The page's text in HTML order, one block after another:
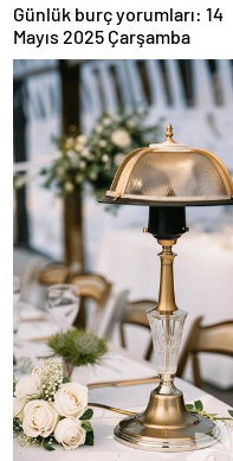
Günlük burç yorumları: 14
Mayıs 2025 Çarşamba